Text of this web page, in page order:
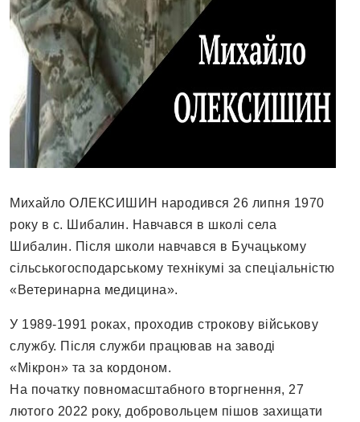
Михайло ОЛЕКСИШИН народився 26 липня 1970
року в с. Шибалин. Навчався в школі села
Шибалин. Після школи навчався в Бучацькому
сільськогосподарському технікумі за спеціальністю
«Ветеринарна медицина».
У 1989-1991 роках, проходив строкову військову
службу. Після служби працював на заводі
«Мікрон» та за кордоном.
На початку повномасштабного вторгнення, 27
лютого 2022 року, добровольцем пішов захищати